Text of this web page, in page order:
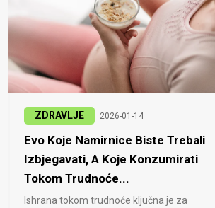
ZDRAVLJE 2026-01-14
Evo Koje Namirnice Biste Trebali
Izbjegavati, A Koje Konzumirati
Tokom Trudnoće...
Ishrana tokom trudnoće ključna je za